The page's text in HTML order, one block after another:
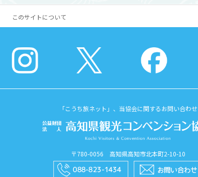
このサイトについて
「こうち旅ネット」、当協会に関するお問い合わせ
〒780-0056 高知県高知市北本町2-10-10